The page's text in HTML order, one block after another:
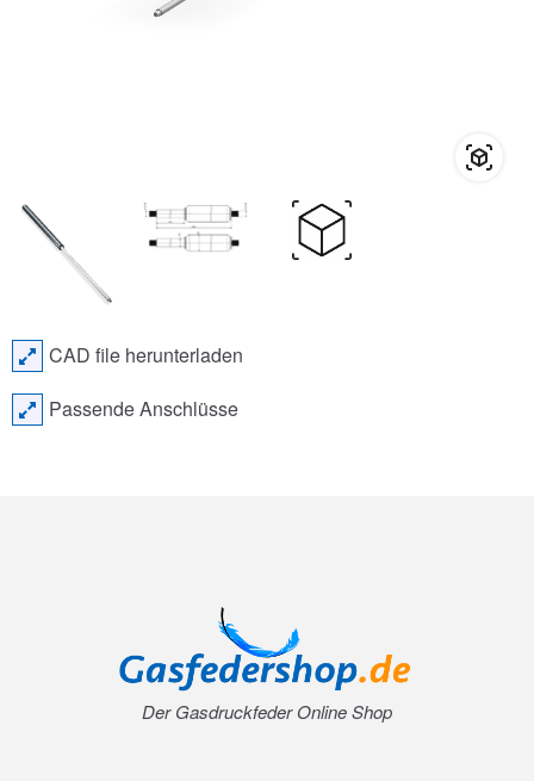
CAD file herunterladen
Passende Anschlüsse
Der Gasdruckfeder Online Shop